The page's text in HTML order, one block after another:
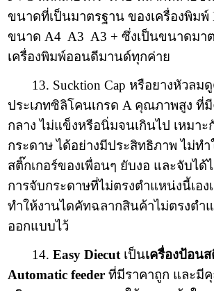
ขนาดที่เป็นมาตรฐาน ของเครื่องพิมพ์
ขนาด A4 A3 A3 + ซึ่งเป็นขนาดมา
เครื่องพิมพ์ออนดีมานด์ทุกค่าย
13. Sucktion Cap หรือยางหัวลม
ประเภทซิลิโคนเกรด A คุณภาพสูง ที่
กลาง ไม่แข็งหรือนิ่มจนเกินไป เหมา
กระดาษ ได้อย่างมีประสิทธิภาพ ไม่ท
สติ๊กเกอร์ของเพื่อนๆ ยับงอ และจับได้
การจับกระดาษที่ไม่ตรงตำแหน่งนี้เอง
ทำให้งานไดคัทฉลากสินค้าไม่ตรงตำ
ออกแบบไว้
14.Easy Diecut เป็นเครื่องป้อนส
Automatic feeder ที่มีราคาถูก และมี